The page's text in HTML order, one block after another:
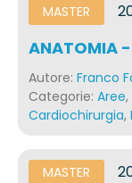
MASTER
Autore: Franco
Categorie: Aree,
Cardiochirurgia,
MASTER